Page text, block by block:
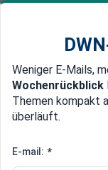
Newsticker
Edelmetalle
Rettet
Weniger E-Mails,
Wochenrückblick
Themen kompakt
überläuft.
E-mail: *